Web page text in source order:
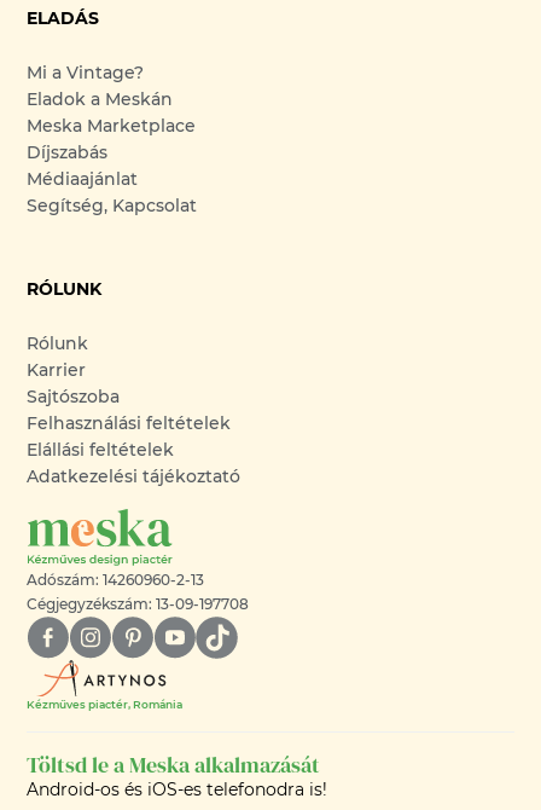
ELADÁS
Mi a Vintage?
Eladok a Meskán
Meska Marketplace
Díjszabás
Médiaajánlat
Segítség, Kapcsolat
RÓLUNK
Rólunk
Karrier
Sajtószoba
Felhasználási feltételek
Elállási feltételek
Adatkezelési tájékoztató
Adószám: 14260960-2-13
Cégjegyzékszám: 13-09-197708
Kézműves piactér, Románia
Töltsd le a Meska alkalmazását
Android-os és iOS-es telefonodra is!